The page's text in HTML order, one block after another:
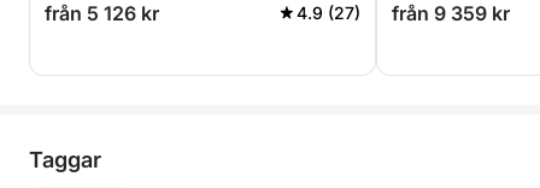
från 5 126 kr 4.9 (27) från 9 359 kr
Taggar